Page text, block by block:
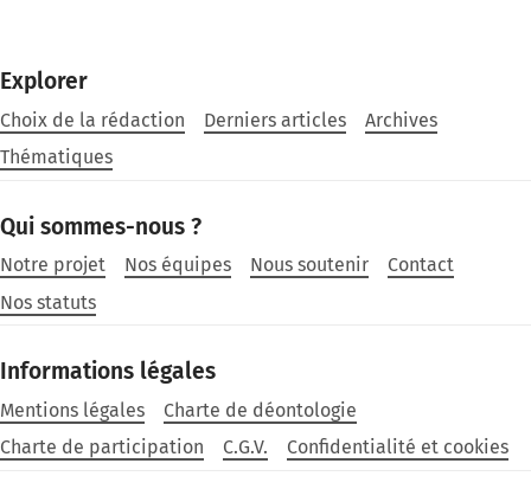
Explorer
Choix de la rédaction Derniers articles
Archives
Thématiques
Qui sommes-nous ?
Notre projet Nos équipes Nous soutenir
Contact
Nos statuts
Informations légales
Mentions légales
Charte de déontologie
Charte de participation
C.G.V. Confidentialité et cookies